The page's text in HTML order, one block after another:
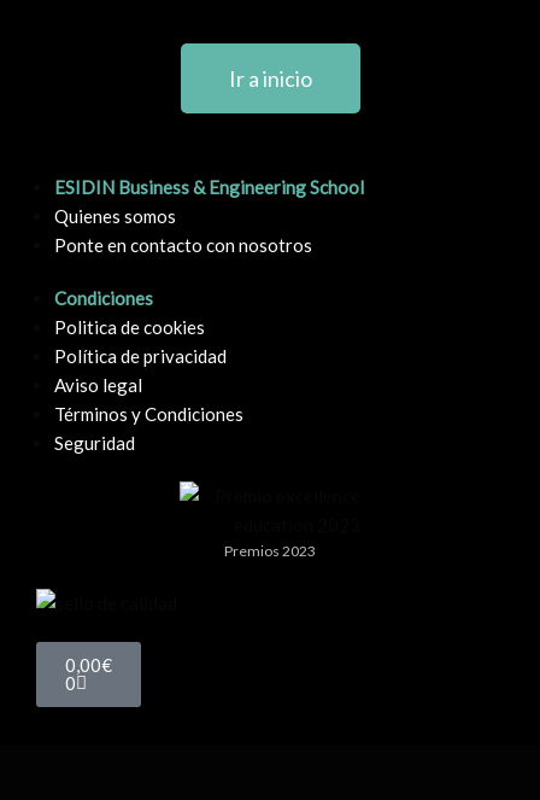
Ir a inicio
ESIDIN Business & Engineering School
Quienes somos
Ponte en contacto con nosotros
Condiciones
Politica de cookies
Política de privacidad
Aviso legal
Términos y Condiciones
Seguridad
Premios 2023
0,00€
0